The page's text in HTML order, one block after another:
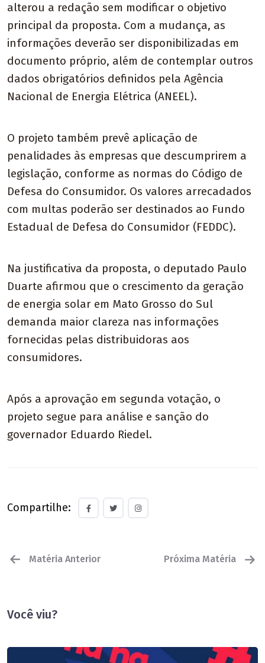
alterou a redação sem modificar o objetivo
principal da proposta. Com a mudança, as
informações deverão ser disponibilizadas em
documento próprio, além de contemplar outros
dados obrigatórios definidos pela Agência
Nacional de Energia Elétrica (ANEEL).
O projeto também prevê aplicação de
penalidades às empresas que descumprirem a
legislação, conforme as normas do Código de
Defesa do Consumidor. Os valores arrecadados
com multas poderão ser destinados ao Fundo
Estadual de Defesa do Consumidor (FEDDC).
Na justificativa da proposta, o deputado Paulo
Duarte afirmou que o crescimento da geração
de energia solar em Mato Grosso do Sul
demanda maior clareza nas informações
fornecidas pelas distribuidoras aos
consumidores.
Após a aprovação em segunda votação, o
projeto segue para análise e sanção do
governador Eduardo Riedel.
Compartilhe:
Matéria Anterior Próxima Matéria
Você viu?